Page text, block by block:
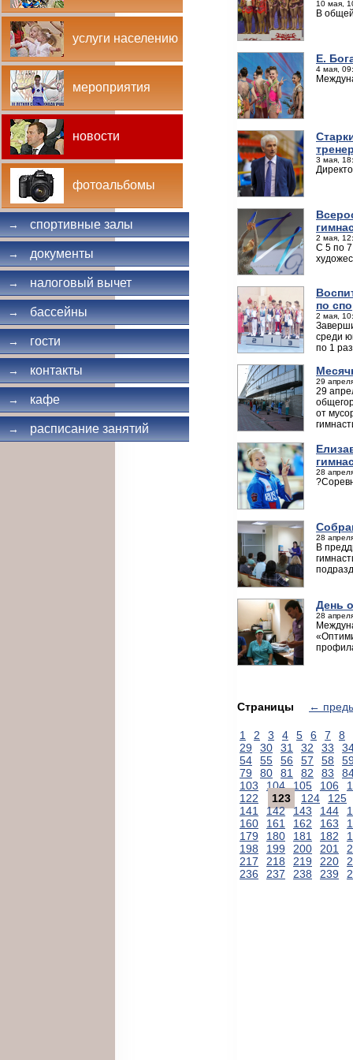
услуги населению
мероприятия
новости
фотоальбомы
→ спортивные залы
→ документы
→ налоговый вычет
→ бассейны
→ гости
→ контакты
→ кафе
→ расписание занятий
10 мая,
В
Е.
4 мая,
3 мая,
2 мая,
С 5 по 7
по
2 мая,
среди
по 1
29
29
от
28
28
В
День
28
Страницы ←
1 2 3 4 5 6 7
8
29
30 31 32 33
54
55 56 57 58
79
80 81 82 83
103
104 105 106
122
123 124
125
141
142 143 144
160
161 162 163
179
180 181 182
198
199 200 201
217
218 219 220
236
237 238 239